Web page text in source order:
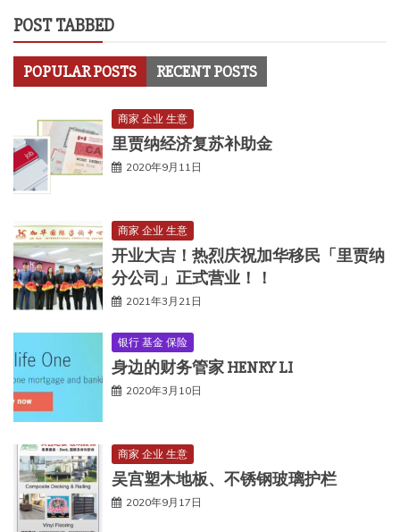
POST TABBED
POPULAR POSTS RECENT POSTS
商家 企业 生意
里贾纳经济复苏补助金
2020年9月11日
商家 企业 生意
开业大吉！热烈庆祝加华移民「里贾纳
分公司」正式营业！！
2021年3月21日
银行 基金 保险
身边的财务管家 HENRY LI
2020年3月10日
商家 企业 生意
吴宫塑木地板、不锈钢玻璃护栏
2020年9月17日